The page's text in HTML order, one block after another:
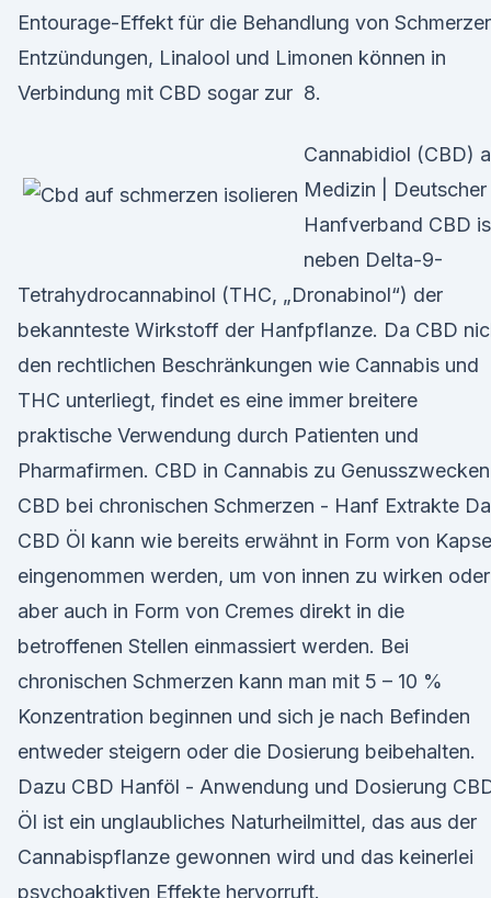
Entourage-Effekt für die Behandlung von
Entzündungen, Linalool und Limonen können in
Verbindung mit CBD sogar zur 8.
Cannabidiol (CBD)
Medizin | Deutscher
Hanfverband CBD
neben Delta-9-
Tetrahydrocannabinol (THC, „Dronabinol“) der
bekannteste Wirkstoff der Hanfpflanze. Da CBD
den rechtlichen Beschränkungen wie Cannabis und
THC unterliegt, findet es eine immer breitere
praktische Verwendung durch Patienten und
Pharmafirmen. CBD in Cannabis zu Genusszwecken
CBD bei chronischen Schmerzen - Hanf Extrakte
CBD Öl kann wie bereits erwähnt in Form von
eingenommen werden, um von innen zu wirken oder
aber auch in Form von Cremes direkt in die
betroffenen Stellen einmassiert werden. Bei
chronischen Schmerzen kann man mit 5 – 10 %
Konzentration beginnen und sich je nach Befinden
entweder steigern oder die Dosierung beibehalten.
Dazu CBD Hanföl - Anwendung und Dosierung
Öl ist ein unglaubliches Naturheilmittel, das aus der
Cannabispflanze gewonnen wird und das keinerlei
psychoaktiven Effekte hervorruft.